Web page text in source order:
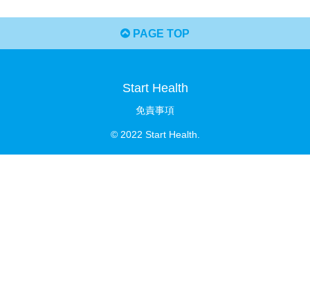
PAGE TOP
Start Health
免責事項
© 2022 Start Health.